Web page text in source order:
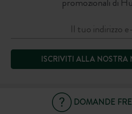
ISCRIVITI ALLA NOSTRA
DOMANDE